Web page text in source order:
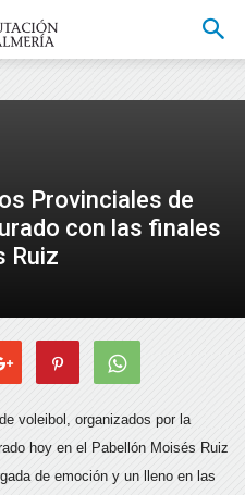
Provinciales de
con las finales
Ruiz
voleibol, organizados por la
hoy en el Pabellón Moisés Ruiz
de emoción y un lleno en las